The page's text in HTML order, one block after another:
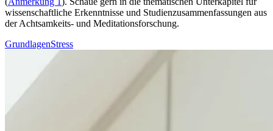
wissenschaftliche Erkenntnisse und Studienzusammenfassungen aus
der Achtsamkeits- und Meditationsforschung.
GrundlagenStress